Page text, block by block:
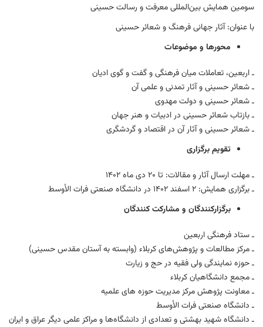
سومین همایش بین‌المللی معرفت و رسالت حسینی
با عنوان: آثار جهانی فرهنگ و شعائر حسینی
محورها و موضوعات
ـ اربعین، تعاملات میان فرهنگی و گفت و گوی ادیان
ـ شعائر حسینی و آثار تمدنی و علمی آن
ـ شعائر حسینی و دولت مهدوی
ـ بازتاب شعائر حسینی در ادبیات و هنر جهان
ـ شعائر حسینی و آثار آن در اقتصاد و گردشگری
تقویم برگزاری
ـ مهلت ارسال آثار و مقالات: تا ۲۰ دی ماه ۱۴۰۲
ـ برگزاری همایش: ۲ اسفند ۱۴۰۲ در دانشگاه صنعتی فرات الأوسط
برگزارکنندگان و مشارکت کنندگان
ـ ستاد فرهنگی اربعین
ـ مرکز مطالعات و پژوهش‌های کربلاء (وابسته به آستان مقدس حسینی)
ـ حوزه نمایندگی ولی فقیه در حج و زیارت
ـ مجمع دانشگاهیان کربلاء
ـ معاونت پژوهش مرکز مدیریت حوزه های علمیه
ـ دانشگاه صنعتی فرات الأوسط
ـ دانشگاه شهید بهشتی و تعدادی از دانشگاه‌ها و مراکز علمی دیگر عراق و ایران